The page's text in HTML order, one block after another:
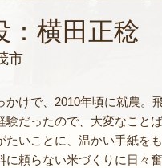
：横田正稔
市
けで、2010年頃に就農。
だったので、大変なこと
いことに、温かい手紙を
頼らない米づくりに日々奮